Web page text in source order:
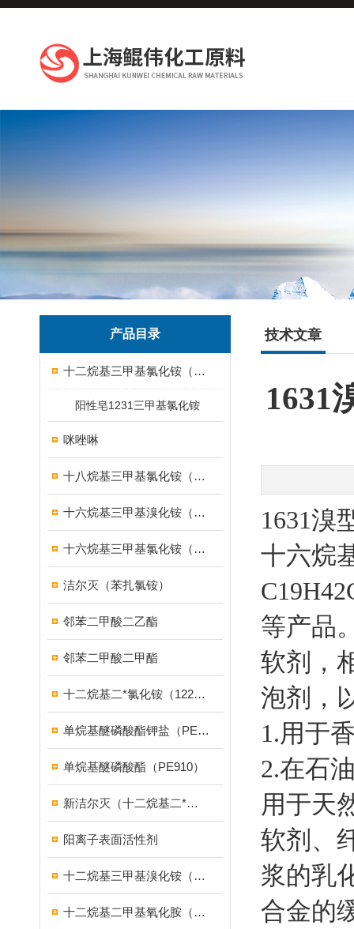
产品目录
十二烷基三甲基氯化铵（1231）
阳性皂1231三甲基氯化铵
咪唑啉
十八烷基三甲基氯化铵（1831）
十六烷基三甲基溴化铵（1631溴型）
十六烷基三甲基氯化铵（1631）
洁尔灭（苯扎氯铵）
邻苯二甲酸二乙酯
邻苯二甲酸二甲酯
十二烷基二*氯化铵（1227）
单烷基醚磷酸酯钾盐（PE939）
单烷基醚磷酸酯（PE910）
新洁尔灭（十二烷基二*溴化铵）
阳离子表面活性剂
十二烷基三甲基溴化铵（1231溴型）
十二烷基二甲基氧化胺（OB-2调理剂）
技术文章
1631
1631溴
十六烷
等产品
软剂，
泡剂，
1.用于
2.在石
用于天
软剂、
浆的乳
合金的